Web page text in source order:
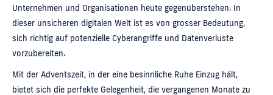
Unternehmen und Organisationen heute gegenüberstehen. In
dieser unsicheren digitalen Welt ist es von grosser Bedeutung,
sich richtig auf potenzielle Cyberangriffe und Datenverluste
vorzubereiten.
Mit der Adventszeit, in der eine besinnliche Ruhe Einzug hält,
bietet sich die perfekte Gelegenheit, die vergangenen Monate zu